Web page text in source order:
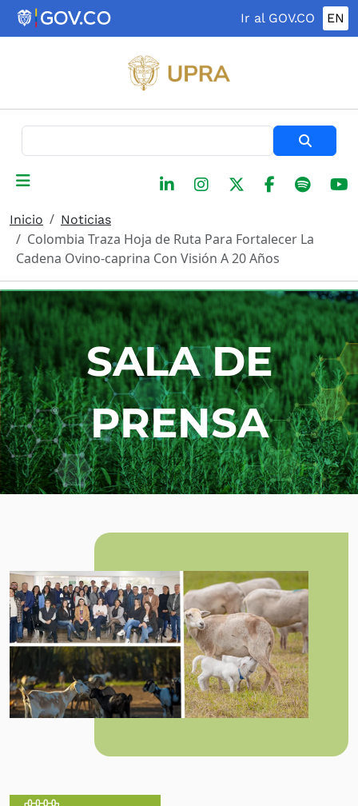
Pasar al contenido principal
Ir al GOV.CO EN
Inicio Noticias
Colombia Traza Hoja de Ruta Para Fortalecer La
Cadena Ovino-caprina Con Visión A 20 Años
SALA DE
PRENSA